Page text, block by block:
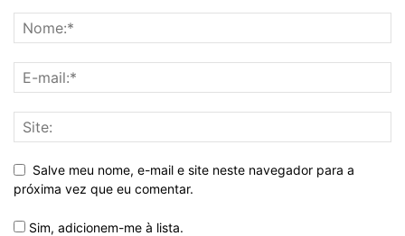
Salve meu nome, e-mail e site neste navegador para a
próxima vez que eu comentar.
Sim, adicionem-me à lista.